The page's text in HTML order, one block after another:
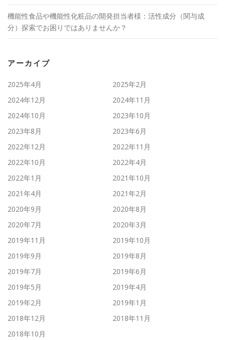
機能性食品や機能性化粧品の開発担当者様：活性成分（関与成
分）探索でお困りではありませんか？
アーカイブ
2025年4月
2025年2月
2024年12月
2024年11月
2024年10月
2023年10月
2023年8月
2023年6月
2022年12月
2022年11月
2022年10月
2022年4月
2022年1月
2021年10月
2021年4月
2021年2月
2020年9月
2020年8月
2020年7月
2020年3月
2019年11月
2019年10月
2019年9月
2019年8月
2019年7月
2019年6月
2019年5月
2019年4月
2019年2月
2019年1月
2018年12月
2018年11月
2018年10月